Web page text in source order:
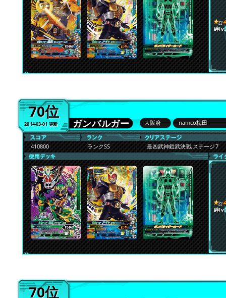
絆
70位
2014-03-01 更新 ガンバルガー 大阪府 namco梅田
410800 ランクSS 最凶武神鎧武決戦 ステージ7
絆
70位